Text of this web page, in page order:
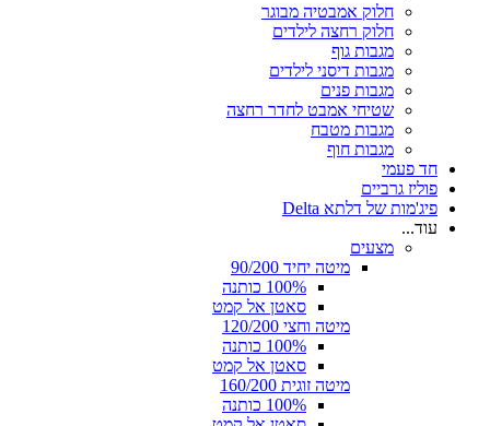
חלוק אמבטיה מבוגר
חלוק רחצה לילדים
מגבות גוף
מגבות דיסני לילדים
מגבות פנים
שטיחי אמבט לחדר רחצה
מגבות מטבח
מגבות חוף
חד פעמי
פוליז גרביים
פיג'מות של דלתא Delta
עוד...
מצעים
מיטה יחיד 90/200
100% כותנה
סאטן אל קמט
מיטה וחצי 120/200
100% כותנה
סאטן אל קמט
מיטה זוגית 160/200
100% כותנה